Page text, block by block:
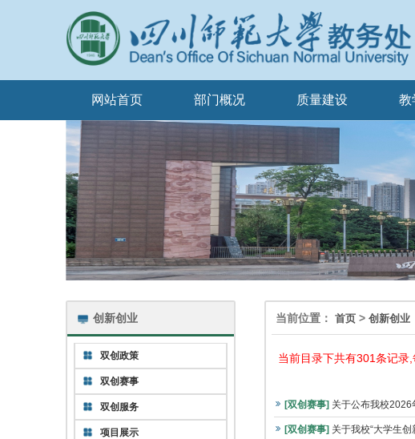
网站首页 部门概况 质量建设 教
创新创业
双创政策
双创赛事
双创服务
项目展示
当前位置： 首页> 创新创业
当前目录下共有301条记
[双创赛事] 关于公布我校2026
[双创赛事] 关于我校“大学生